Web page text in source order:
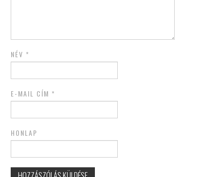
NÉV *
E-MAIL CÍM *
HONLAP